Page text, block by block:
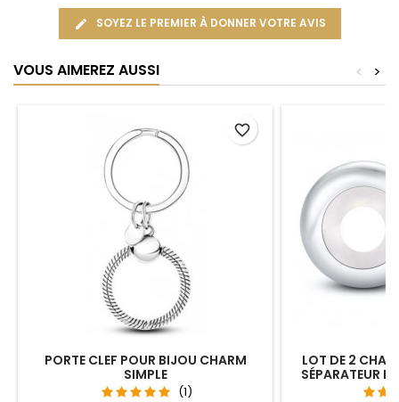
SOYEZ LE PREMIER À DONNER VOTRE AVIS
VOUS AIMEREZ AUSSI >
<
PORTE CLEF POUR BIJOU CHARM
SIMPLE
(1)
favorite_border
LOT DE 2
SÉPARATEUR